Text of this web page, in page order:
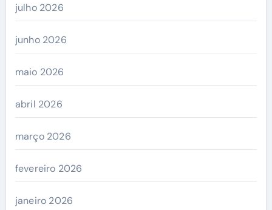
julho 2026
junho 2026
maio 2026
abril 2026
março 2026
fevereiro 2026
janeiro 2026